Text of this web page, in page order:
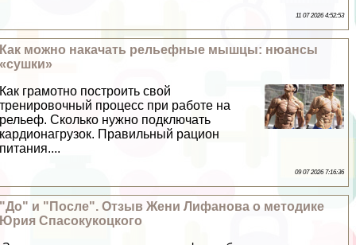
11 07 2026 4:52:53
Как можно накачать рельефные мышцы: нюансы
«сушки»
Как грамотно построить свой
тренировочный процесс при работе на
рельеф. Сколько нужно подключать
кардионагрузок. Правильный рацион
питания....
09 07 2026 7:16:36
"До" и "После". Отзыв Жени Лифанова о методике
Юрия Спасокукоцкого